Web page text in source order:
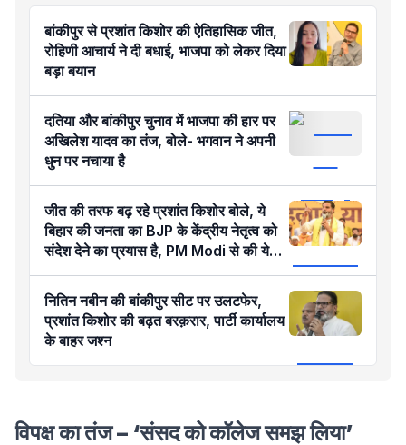
बांकीपुर से प्रशांत किशोर की ऐतिहासिक जीत,
रोहिणी आचार्य ने दी बधाई, भाजपा को लेकर दिया
बड़ा बयान
दतिया और बांकीपुर चुनाव में भाजपा की हार पर
अखिलेश यादव का तंज, बोले- भगवान ने अपनी
धुन पर नचाया है
जीत की तरफ बढ़ रहे प्रशांत किशोर बोले, ये
बिहार की जनता का BJP के केंद्रीय नेतृत्व को
संदेश देने का प्रयास है, PM Modi से की ये
मांग
नितिन नबीन की बांकीपुर सीट पर उलटफेर,
प्रशांत किशोर की बढ़त बरक़रार, पार्टी कार्यालय
के बाहर जश्न
विपक्ष का तंज – ‘संसद को कॉलेज समझ लिया’